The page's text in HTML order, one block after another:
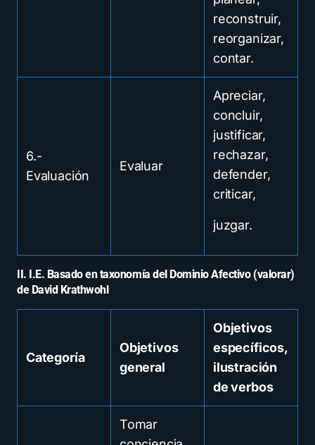
reconstruir,
reorganizar,
contar.
6.-
Evaluación
Evaluar
Apreciar,
concluir,
justificar,
rechazar,
defender,
criticar,
juzgar.
II. I.E. Basado en taxonomía del Dominio Afectivo (valorar)
de David Krathwohl
Categoría
Objetivos
general
Objetivos
específicos,
ilustración
de verbos
Tomar